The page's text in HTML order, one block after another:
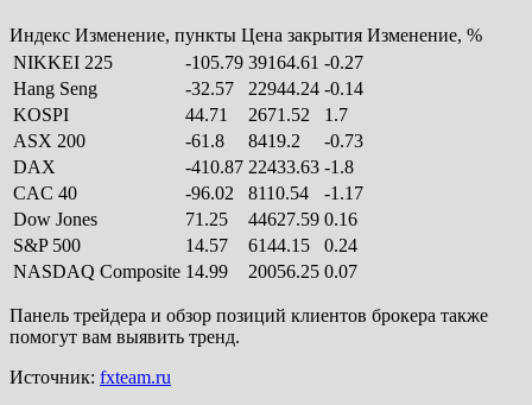
Индекс Изменение, пункты Цена закрытия Изменение, %
NIKKEI 225
-105.79 39164.61 -0.27
Hang Seng
-32.57 22944.24 -0.14
KOSPI
44.71 2671.52
1.7
ASX 200
-61.8 8419.2
-0.73
DAX
-410.87 22433.63 -1.8
CAC 40
-96.02 8110.54
-1.17
Dow Jones
71.25 44627.59 0.16
S&P 500
14.57 6144.15
0.24
NASDAQ Composite 14.99 20056.25 0.07
Панель трейдера и обзор позиций клиентов брокера также
помогут вам выявить тренд.
Источник: fxteam.ru